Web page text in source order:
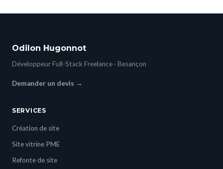
Odilon Hugonnot
Développeur Full-Stack Freelance · Besançon
Demander un devis →
SERVICES
Création de site
Site vitrine PME
Refonte de site